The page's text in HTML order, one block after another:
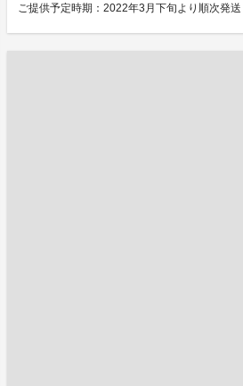
ご提供予定時期：2022年3月下旬より順次発送